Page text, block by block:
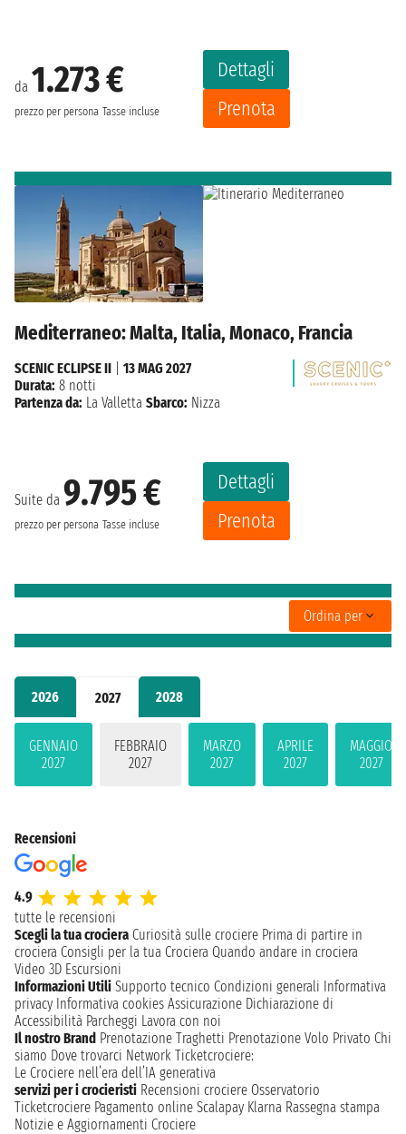
2026 2027 2028
GENNAIO
2027
FEBBRAIO
2027
MARZO
2027
APRILE
2027
MAGGIO
2027
da 1.273 €
prezzo per persona Tasse incluse
Dettagli
Prenota
Mediterraneo: Malta, Italia, Monaco, Francia
Suite da 9.795 €
prezzo per persona Tasse incluse
Dettagli
Prenota
SCENIC ECLIPSE II
13 MAG 2027
Durata: 8 notti
Partenza da: La Valletta Sbarco: Nizza
Ordina per
Recensioni
4.9
tutte le recensioni
Scegli la tua crociera Curiosità sulle crociere Prima di partire in
crociera Consigli per la tua Crociera Quando andare in crociera
Video 3D Escursioni
Informazioni Utili Supporto tecnico Condizioni generali Informativa
privacy Informativa cookies Assicurazione Dichiarazione di
Accessibilità Parcheggi Lavora con noi
Il nostro Brand Prenotazione Traghetti Prenotazione Volo Privato Chi
siamo Dove trovarci Network Ticketcrociere:
Le Crociere nell’era dell’IA generativa
servizi per i crocieristi Recensioni crociere Osservatorio
Ticketcrociere Pagamento online Scalapay Klarna Rassegna stampa
Notizie e Aggiornamenti Crociere